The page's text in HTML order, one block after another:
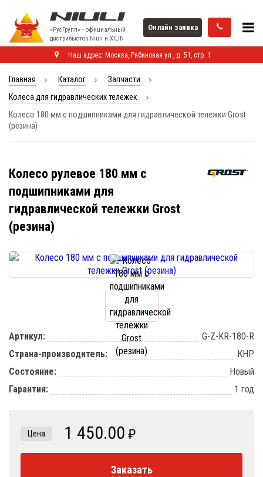
«РусГрупп» - официальный
диcтрибьютор Niuli и XILIN
Онлайн заявка
Наш адрес: Москва, Рябиновая ул., д. 51, стр. 1
Главная Каталог
Запчасти
Колеса для гидравлических тележек
Колесо 180 мм с подшипниками для гидравлической тележки Grost
(резина)
Колесо рулевое 180 мм с
подшипниками для
гидравлической тележки Grost
(резина)
Артикул:
G-Z-KR-180-R
Страна-производитель:
КНР
Состояние:
Новый
Гарантия:
1 год
Цена 1 450.00 ₽
Заказать